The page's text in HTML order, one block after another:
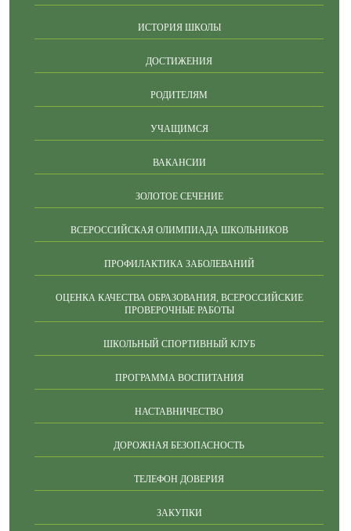
ИСТОРИЯ ШКОЛЫ
ДОСТИЖЕНИЯ
РОДИТЕЛЯМ
УЧАЩИМСЯ
ВАКАНСИИ
ЗОЛОТОЕ СЕЧЕНИЕ
ВСЕРОССИЙСКАЯ ОЛИМПИАДА ШКОЛЬНИКОВ
ПРОФИЛАКТИКА ЗАБОЛЕВАНИЙ
ОЦЕНКА КАЧЕСТВА ОБРАЗОВАНИЯ, ВСЕРОССИЙСКИЕ
ПРОВЕРОЧНЫЕ РАБОТЫ
ШКОЛЬНЫЙ СПОРТИВНЫЙ КЛУБ
ПРОГРАММА ВОСПИТАНИЯ
НАСТАВНИЧЕСТВО
ДОРОЖНАЯ БЕЗОПАСНОСТЬ
ТЕЛЕФОН ДОВЕРИЯ
ЗАКУПКИ